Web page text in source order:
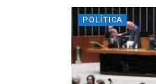
POLÍTICA